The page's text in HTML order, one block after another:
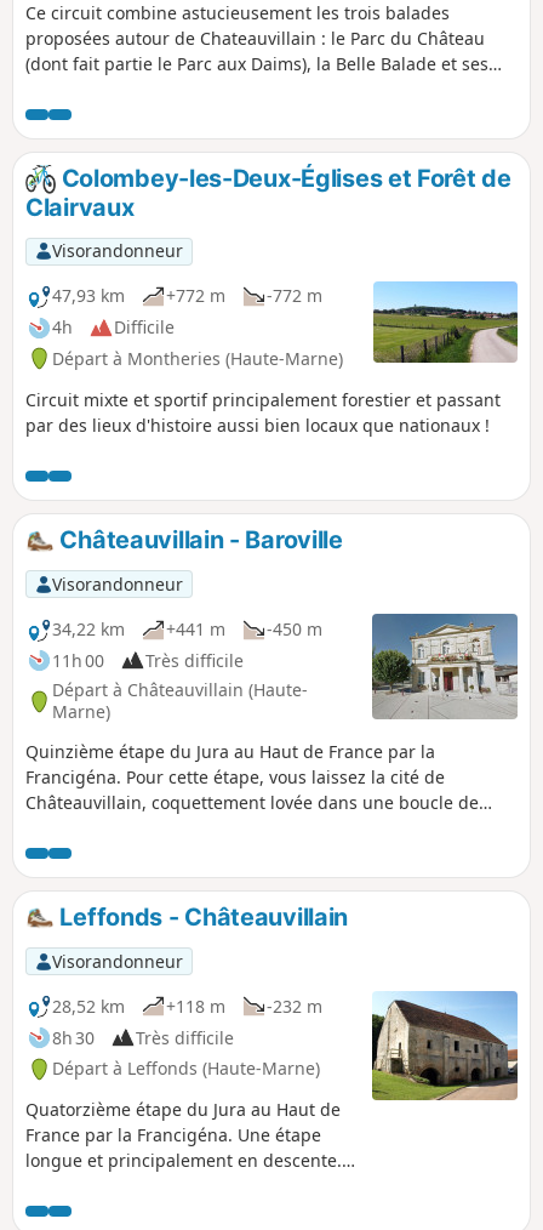
Ce circuit combine astucieusement les trois balades
proposées autour de Chateauvillain : le Parc du Château
(dont fait partie le Parc aux Daims), la Belle Balade et ses
ville de Chateauvillain, notamment de Circuits des
Fortifications. Balade riche et variée, sans difficultés.
Colombey-les-Deux-Églises et Forêt de
Clairvaux
Visorandonneur
47,93 km
+772 m
-772 m
4h
Difficile
Départ à Montheries (Haute-Marne)
Circuit mixte et sportif principalement forestier et passant
par des lieux d'histoire aussi bien locaux que nationaux !
Châteauvillain - Baroville
Visorandonneur
34,22 km
+441 m
-450 m
11h 00
Très difficile
Départ à Châteauvillain (Haute-
Marne)
Quinzième étape du Jura au Haut de France par la
Francigéna. Pour cette étape, vous laissez la cité de
Châteauvillain, coquettement lovée dans une boucle de
vallées, vignobles… le paysage environnant est riche et
empreint d’une grande poésie. Sur le parcours se trouve
l’une des pépites patrimoniales de l’Aube : l’abbaye de
Clairvaux, fondée en 1115 par Saint-Bernard, puis
transformée en prison sous Napoléon. De la chapelle au
grand cloître en passant par les anciennes cellules de
détention, visitez ce trésor régional et faites tamponner
votre crédentiale !
Leffonds - Châteauvillain
Visorandonneur
28,52 km
+118 m
-232 m
8h 30
Très difficile
Départ à Leffonds (Haute-Marne)
Quatorzième étape du Jura au Haut de
France par la Francigéna. Une étape
longue et principalement en descente.
avant d'arriver à Châteauvillain, lovée